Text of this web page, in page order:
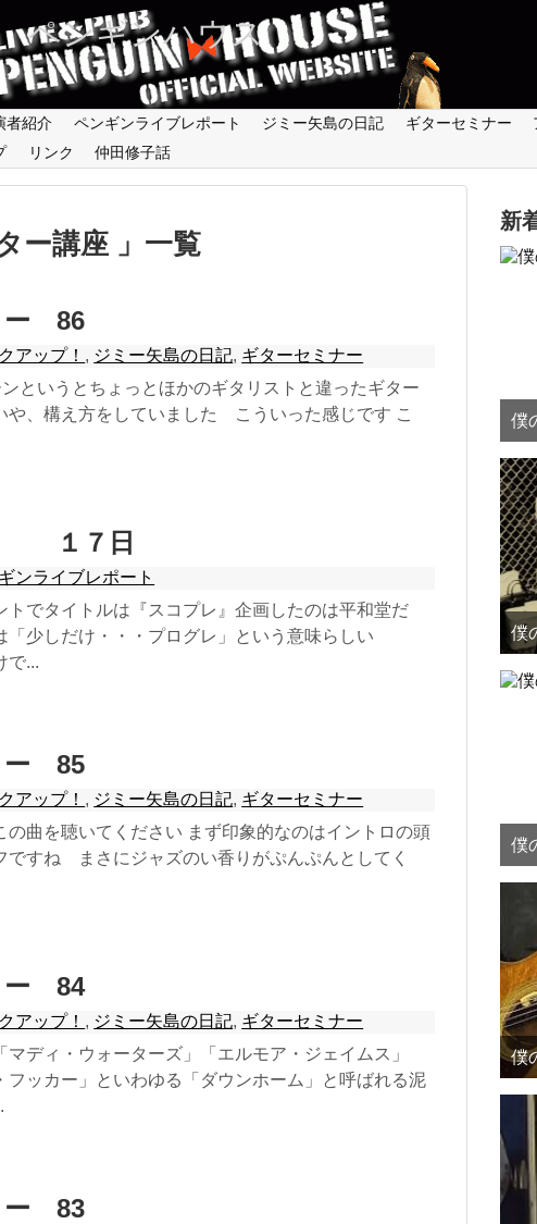
ペンギンハウス
者紹介 ペンギンライブレポート ジミー矢島の日記 ギターセミナー
リンク 仲田修子話
ー講座 」一覧
ー 86
アップ！ , ジミー矢島の日記, ギターセミナー
というとちょっとほかのギタリストと違ったギター
や、構え方をしていました こういった感じです こ
１７日
ンライブレポート
トでタイトルは『スコプレ』企画したのは平和堂だ
「少しだけ・・・プログレ」という意味らしい
で...
ー 85
アップ！ , ジミー矢島の日記, ギターセミナー
の曲を聴いてください まず印象的なのはイントロの頭
ですね まさにジャズのい香りがぷんぷんとしてく
ー 84
アップ！ , ジミー矢島の日記, ギターセミナー
マディ・ウォーターズ」「エルモア・ジェイムス」
フッカー」といわゆる「ダウンホーム」と呼ばれる泥
ー 83
新
僕
僕
僕
僕